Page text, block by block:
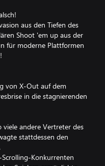
aus den Tiefen des
Shoot 'em up aus der
für moderne Plattformen
von X-Out auf dem
in die stagnierenden
viele andere Vertreter des
stattdessen den
Konkurrenten